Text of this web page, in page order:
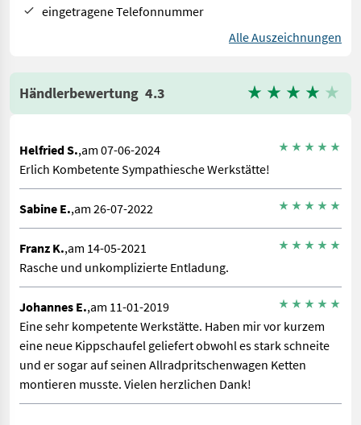
eingetragene Telefonnummer
Alle Auszeichnungen
Händlerbewertung 4.3
Helfried S.,am 07-06-2024
Erlich Kombetente Sympathiesche Werkstätte!
Sabine E.,am 26-07-2022
Franz K.,am 14-05-2021
Rasche und unkomplizierte Entladung.
Johannes E.,am 11-01-2019
Eine sehr kompetente Werkstätte. Haben mir vor kurzem
eine neue Kippschaufel geliefert obwohl es stark schneite
und er sogar auf seinen Allradpritschenwagen Ketten
montieren musste. Vielen herzlichen Dank!